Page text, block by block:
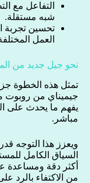
التفاعل مع
شبه مستقلة.
تحسين تجربة
العمل
نحو جيل جديد من
تمثل هذه الخطوة
جيميناي من روبوت
يفهم ما يحدث على
مباشر.
ويعزز هذا التوجه
السياق الكامل
أكثر دقة ومساعدة
من الاكتفاء بالرد